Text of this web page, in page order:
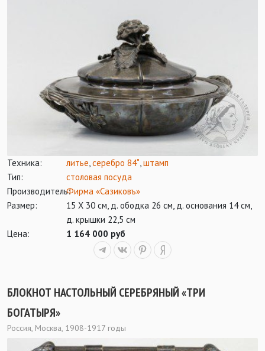
Техника: литье серебро 84˚ штамп
Тип:
столовая посуда
Производитель:Фирма «Сазиковъ»
Размер:
15 Х 30 см, д. ободка 26 см, д. основания 14 см,
д. крышки 22,5 см
Цена:
1 164 000 руб
БЛОКНОТ НАСТОЛЬНЫЙ СЕРЕБРЯНЫЙ «ТРИ
БОГАТЫРЯ»
Россия, Москва, 1908-1917 годы